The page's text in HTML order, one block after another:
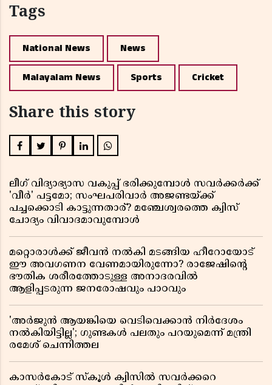
Tags
National News News
Malayalam News Sports Cricket
Share this story
ലീഗ് വിദ്യാഭ്യാസ വകുപ്പ് ഭരിക്കുമ്പോൾ സവർക്കർക്ക്
'വീർ' പട്ടമോ; സംഘപരിവാർ അജണ്ടയ്ക്ക്
പച്ചക്കൊടി കാട്ടുന്നതാര്? മഞ്ചേശ്വരത്തെ ക്വിസ്
ചോദ്യം വിവാദമാവുമ്പോൾ
മറ്റൊരാൾക്ക് ജീവൻ നൽകി മടങ്ങിയ ഹീറോയോട്
ഈ അവഗണന വേണമായിരുന്നോ? രാജേഷിൻ്റെ
ഭൗതിക ശരീരത്തോടുള്ള അനാദരവിൽ
ആളിപ്പടരുന്ന ജനരോഷവും പാഠവും
'അർജുൻ ആയങ്കിയെ വെടിവെക്കാൻ നിർദേശം
നൽകിയിട്ടില്ല'; ഗുണ്ടകൾ പലതും പറയുമെന്ന് മന്ത്രി
രമേശ് ചെന്നിത്തല
കാസർകോട് സ്കൂൾ ക്വിസിൽ സവർക്കറെ